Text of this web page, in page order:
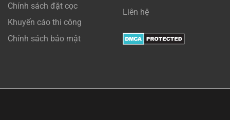
Chính sách đặt cọc
Khuyến cáo thi công
Chính sách bảo mật
Liên hệ